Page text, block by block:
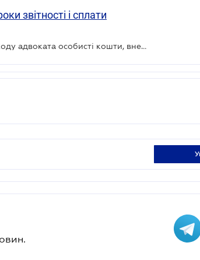
звітності і сплати
Чи включаються до складу доходу адвоката особисті кошти, внесені на розрахунковий рахунок